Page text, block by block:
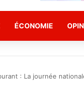
ÉCONOMIE
: La journée